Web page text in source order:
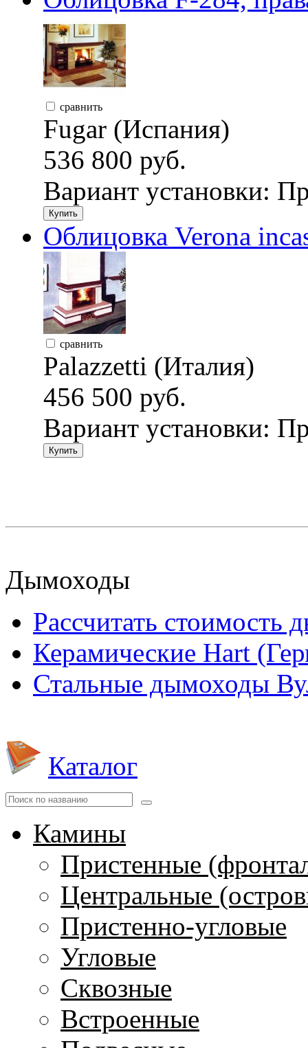
сравнить
Fugar (Испания)
536 800 руб.
Вариант установки:
Купить
Облицовка Verona
сравнить
Palazzetti (Италия)
456 500 руб.
Вариант установки:
Купить
Дымоходы
Рассчитать стоимость
Керамические Hart
Стальные дымоходы
Каталог
Камины
Пристенные
Центральные
Пристенно-угловые
Угловые
Сквозные
Встроенные